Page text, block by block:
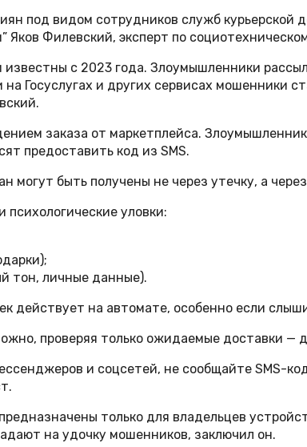
под видом сотрудников служб курьерской
Яков Филевский, эксперт по
с 2023 года. Злоумышленники
Госуслугах и других сервисах мошенники
заказа от маркетплейса.
предоставить код из SMS.
могут быть получены не через утечку, а
уловки:
тон, личные данные).
действует на автомате, особенно если
проверяя только ожидаемые доставки —
и соцсетей, не сообщайте SMS-
только для владельцев
на удочку мошенников, заключил он.